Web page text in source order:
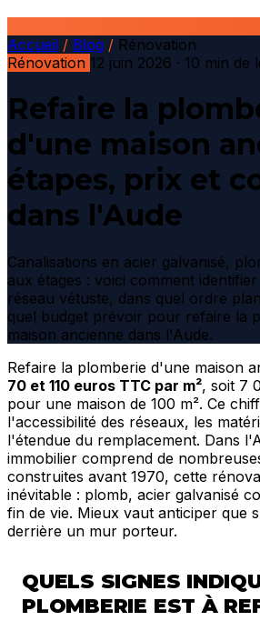
Accueil / Blog / Rénovation
Rénovation 12 juin 2026 · 10 min de
Refaire la
d'une maison
étapes, prix et
dans l'Aude
Canalisations en acier galvanisé,
aux étages : voici comment
réseau vétuste, dans quel ordre
quel budget prévoir pour refaire la
maison ancienne dans l'Aude.
Refaire la plomberie d'une maison
70 et 110 euros TTC par m², soit 7
pour une maison de 100 m². Ce
l'accessibilité des réseaux, les
l'étendue du remplacement. Dans
immobilier comprend de
construites avant 1970, cette
inévitable : plomb, acier galvanisé
fin de vie. Mieux vaut anticiper que
derrière un mur porteur.
QUELS SIGNES
PLOMBERIE EST À